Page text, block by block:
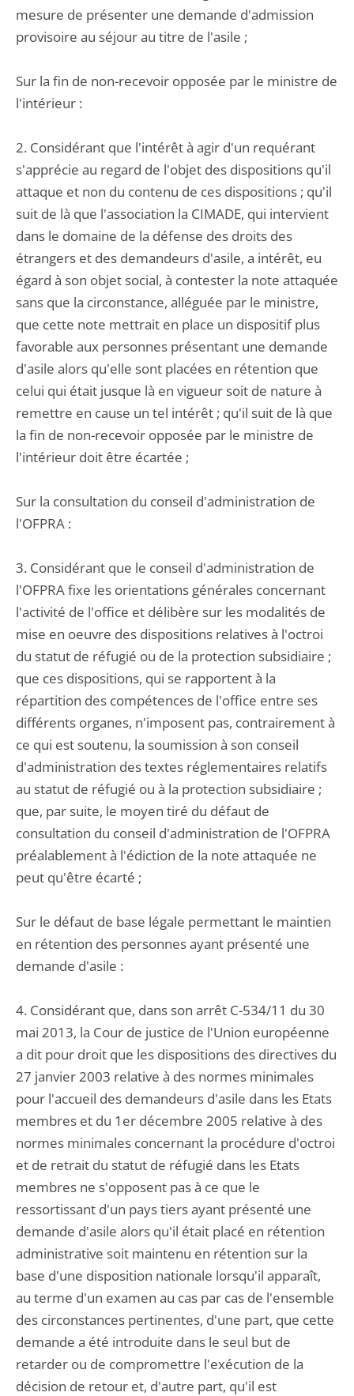
mesure de présenter une demande d'admission
provisoire au séjour au titre de l'asile ;
Sur la fin de non-recevoir opposée par le ministre de
l'intérieur :
2. Considérant que l'intérêt à agir d'un requérant
s'apprécie au regard de l'objet des dispositions qu'il
attaque et non du contenu de ces dispositions ; qu'il
suit de là que l'association la CIMADE, qui intervient
dans le domaine de la défense des droits des
étrangers et des demandeurs d'asile, a intérêt, eu
égard à son objet social, à contester la note attaquée
sans que la circonstance, alléguée par le ministre,
que cette note mettrait en place un dispositif plus
favorable aux personnes présentant une demande
d'asile alors qu'elle sont placées en rétention que
celui qui était jusque là en vigueur soit de nature à
remettre en cause un tel intérêt ; qu'il suit de là que
la fin de non-recevoir opposée par le ministre de
l'intérieur doit être écartée ;
Sur la consultation du conseil d'administration de
l'OFPRA :
3. Considérant que le conseil d'administration de
l'OFPRA fixe les orientations générales concernant
l'activité de l'office et délibère sur les modalités de
mise en oeuvre des dispositions relatives à l'octroi
du statut de réfugié ou de la protection subsidiaire ;
que ces dispositions, qui se rapportent à la
répartition des compétences de l'office entre ses
différents organes, n'imposent pas, contrairement à
ce qui est soutenu, la soumission à son conseil
d'administration des textes réglementaires relatifs
au statut de réfugié ou à la protection subsidiaire ;
que, par suite, le moyen tiré du défaut de
consultation du conseil d'administration de l'OFPRA
préalablement à l'édiction de la note attaquée ne
peut qu'être écarté ;
Sur le défaut de base légale permettant le maintien
en rétention des personnes ayant présenté une
demande d'asile :
4. Considérant que, dans son arrêt C-534/11 du 30
mai 2013, la Cour de justice de l'Union européenne
a dit pour droit que les dispositions des directives du
27 janvier 2003 relative à des normes minimales
pour l'accueil des demandeurs d'asile dans les Etats
membres et du 1er décembre 2005 relative à des
normes minimales concernant la procédure d'octroi
et de retrait du statut de réfugié dans les Etats
membres ne s'opposent pas à ce que le
ressortissant d'un pays tiers ayant présenté une
demande d'asile alors qu'il était placé en rétention
administrative soit maintenu en rétention sur la
base d'une disposition nationale lorsqu'il apparaît,
au terme d'un examen au cas par cas de l'ensemble
des circonstances pertinentes, d'une part, que cette
demande a été introduite dans le seul but de
retarder ou de compromettre l'exécution de la
décision de retour et, d'autre part, qu'il est